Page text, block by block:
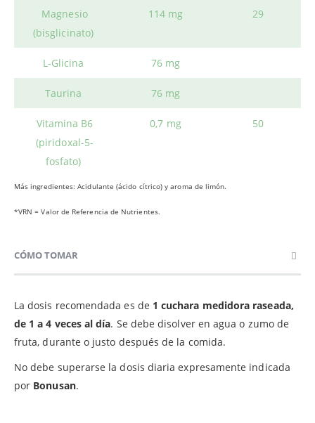
Magnesio
(bisglicinato)
114 mg 29
L-Glicina 76 mg
Taurina 76 mg
Vitamina B6
(piridoxal-5-
fosfato)
0,7 mg 50
Más ingredientes: Acidulante (ácido cítrico) y aroma de limón.
*VRN = Valor de Referencia de Nutrientes.
CÓMO TOMAR
La dosis recomendada es de 1 cuchara medidora raseada,
de 1 a 4 veces al día. Se debe disolver en agua o zumo de
fruta, durante o justo después de la comida.
No debe superarse la dosis diaria expresamente indicada
por Bonusan.